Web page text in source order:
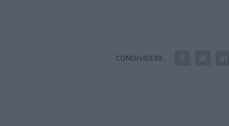
CONDIVIDERE: